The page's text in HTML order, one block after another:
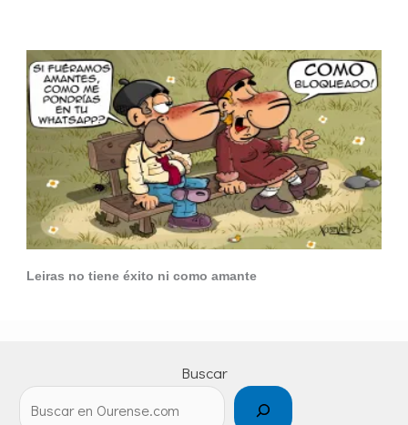
Leiras no tiene éxito ni como amante
Buscar